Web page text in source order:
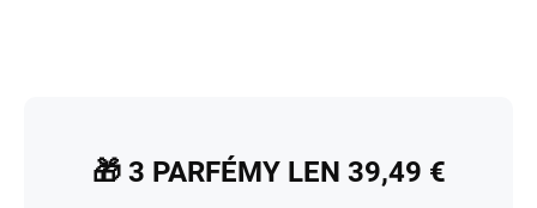
🎁 3 PARFÉMY LEN 39,49 €